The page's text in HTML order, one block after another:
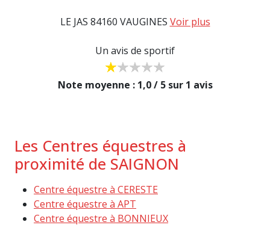
LE JAS 84160 VAUGINES Voir plus
Un avis de sportif
Note moyenne : 1,0 / 5 sur 1 avis
Les Centres équestres à
proximité de SAIGNON
Centre équestre à CERESTE
Centre équestre à APT
Centre équestre à BONNIEUX